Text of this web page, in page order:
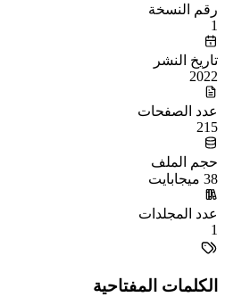
رقم النسخة
1
تاريخ النشر
2022
عدد الصفحات
215
حجم الملف
38 ميجابايت
عدد المجلدات
1
الكلمات المفتاحية